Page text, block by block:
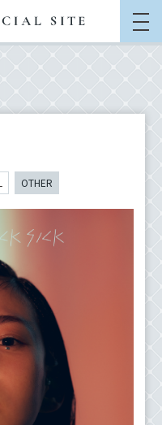
OTHER